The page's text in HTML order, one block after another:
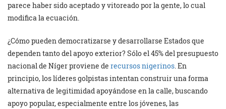
parece haber sido aceptado y vitoreado por la gente, lo cual
modifica la ecuación.
¿Cómo pueden democratizarse y desarrollarse Estados que
dependen tanto del apoyo exterior? Sólo el 45% del presupuesto
nacional de Níger proviene de recursos nigerinos. En
principio, los líderes golpistas intentan construir una forma
alternativa de legitimidad apoyándose en la calle, buscando
apoyo popular, especialmente entre los jóvenes, las